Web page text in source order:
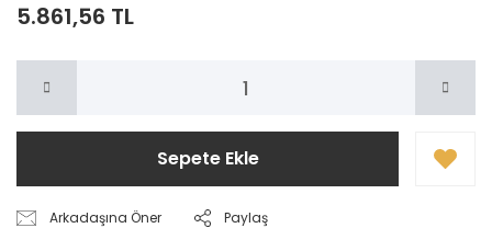
5.861,56 TL
Sepete Ekle
Arkadaşına Öner Paylaş